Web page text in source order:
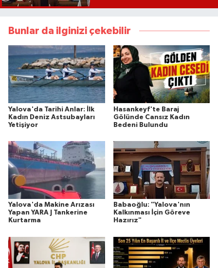
Bunlar da ilginizi çekebilir
Yalova'da Tarihi Anlar: İlk
Kadın Deniz Astsubayları
Yetişiyor
Hasankeyf'te Baraj
Gölünde Cansız Kadın
Bedeni Bulundu
Yalova'da Makine Arızası
Yapan YARA J Tankerine
Kurtarma
Babaoğlu: "Yalova'nın
Kalkınması İçin Göreve
Hazırız"